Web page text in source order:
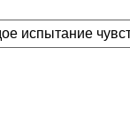
испытание